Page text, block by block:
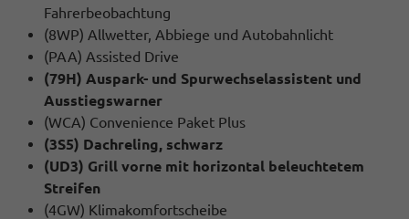
Fahrerbeobachtung
(8WP) Allwetter, Abbiege und Autobahnlicht
(PAA) Assisted Drive
(79H) Auspark- und Spurwechselassistent und
Ausstiegswarner
(WCA) Convenience Paket Plus
(3S5) Dachreling, schwarz
(UD3) Grill vorne mit horizontal beleuchtetem
Streifen
(4GW) Klimakomfortscheibe